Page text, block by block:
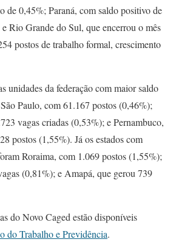
de 0,45%; Paraná, com saldo positivo de
Rio Grande do Sul, que encerrou o mês
postos de trabalho formal, crescimento
unidades da federação com maior saldo
Paulo, com 61.167 postos (0,46%);
vagas criadas (0,53%); e Pernambuco,
postos (1,55%). Já os estados com
Roraima, com 1.069 postos (1,55%);
(0,81%); e Amapá, que gerou 739
do Novo Caged estão disponíveis
do Trabalho e Previdência.